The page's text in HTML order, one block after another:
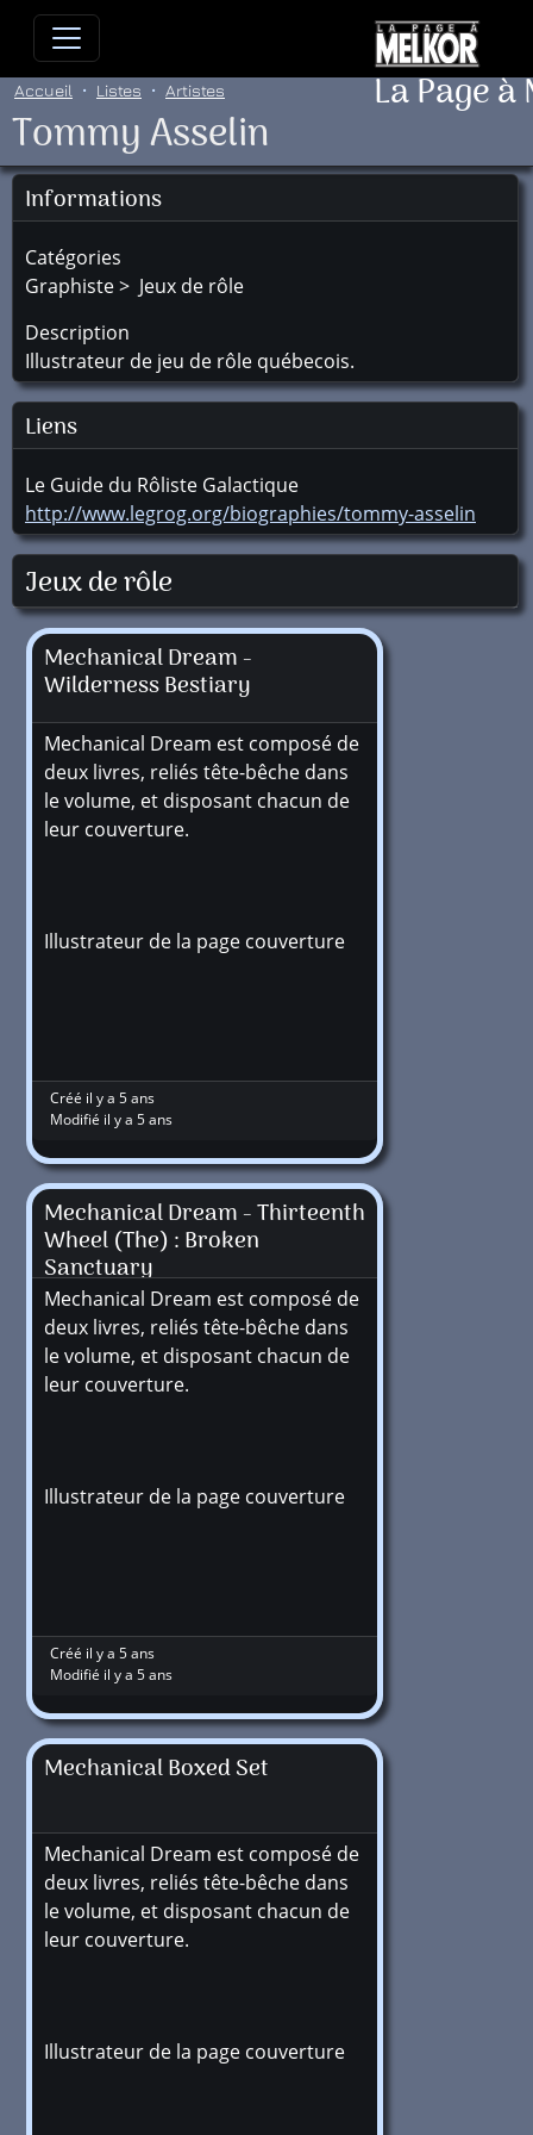
Allez directement au contenu
La Page
Accueil Listes Artistes
Tommy Asselin
Informations
Catégories
Graphiste > Jeux de rôle
Description
Illustrateur de jeu de rôle québecois.
Liens
Le Guide du Rôliste Galactique
http://www.legrog.org/biographies/tommy-asselin
Jeux de rôle
Mechanical Dream -
Wilderness Bestiary
Mechanical Dream est composé de
deux livres, reliés tête-bêche dans
le volume, et disposant chacun de
leur couverture.
Illustrateur de la page couverture
Créé il y a 5 ans
Modifié il y a 5 ans
Mechanical Dream - Thirteenth
Wheel (The) : Broken
Sanctuary
Mechanical Dream est composé de
deux livres, reliés tête-bêche dans
le volume, et disposant chacun de
leur couverture.
Illustrateur de la page couverture
Créé il y a 5 ans
Modifié il y a 5 ans
Mechanical Boxed Set
Mechanical Dream est composé de
deux livres, reliés tête-bêche dans
le volume, et disposant chacun de
leur couverture.
Illustrateur de la page couverture